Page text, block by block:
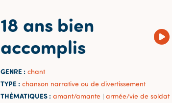
18 ans bien
accomplis
GENRE : chant
TYPE : chanson narrative ou de divertissement
THÉMATIQUES : amant/amante | armée/vie de soldat